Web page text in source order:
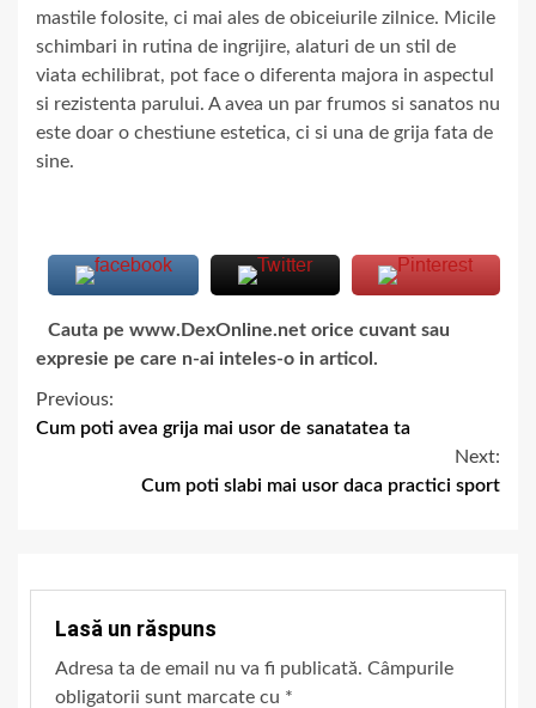
mastile folosite, ci mai ales de obiceiurile zilnice. Micile
schimbari in rutina de ingrijire, alaturi de un stil de
viata echilibrat, pot face o diferenta majora in aspectul
si rezistenta parului. A avea un par frumos si sanatos nu
este doar o chestiune estetica, ci si una de grija fata de
sine.
Cauta pe www.DexOnline.net orice cuvant sau
expresie pe care n-ai inteles-o in articol.
Previous:
Cum poti avea grija mai usor de sanatatea ta
Next:
Cum poti slabi mai usor daca practici sport
Lasă un răspuns
Adresa ta de email nu va fi publicată. Câmpurile
obligatorii sunt marcate cu *